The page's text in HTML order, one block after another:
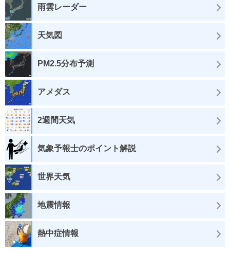
雨雲レーダー
天気図
PM2.5分布予測
アメダス
2週間天気
気象予報士のポイント解説
世界天気
地震情報
熱中症情報